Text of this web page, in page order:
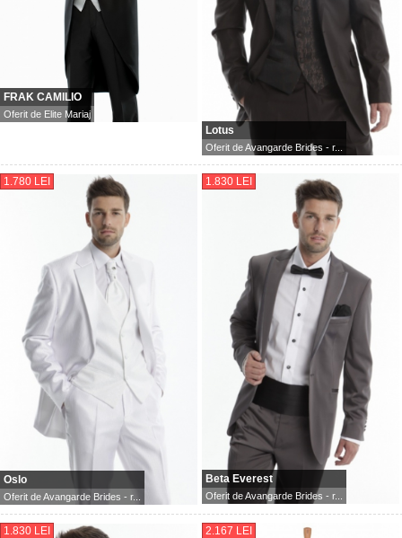
FRAK CAMILIO
Oferit de Elite Mariaj
Lotus
Oferit deAvangarde Brides - r...
1.780 LEI
Oslo
Oferit deAvangarde Brides - r...
1.830 LEI
Beta Everest
Oferit deAvangarde Brides - r...
1.830 LEI 2.167 LEI